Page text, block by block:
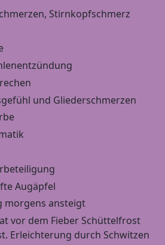
Stirnkopfschmerz
und Gliederschmerzen
Augäpfel
morgens ansteigt
vor dem Fieber Schüttelfrost
Erleichterung durch Schwitzen